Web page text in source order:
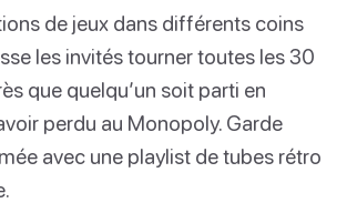
de jeux dans différents coins
les invités tourner toutes les 30
que quelqu’un soit parti en
perdu au Monopoly. Garde
avec une playlist de tubes rétro